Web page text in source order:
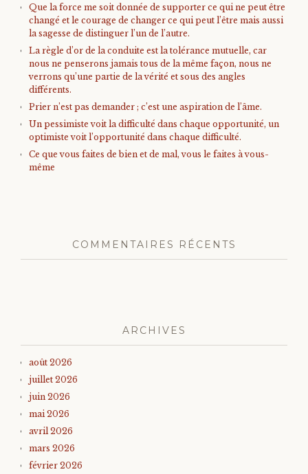
Que la force me soit donnée de supporter ce qui ne peut être
changé et le courage de changer ce qui peut l’être mais aussi
la sagesse de distinguer l’un de l’autre.
La règle d’or de la conduite est la tolérance mutuelle, car
nous ne penserons jamais tous de la même façon, nous ne
verrons qu’une partie de la vérité et sous des angles
différents.
Prier n’est pas demander ; c’est une aspiration de l’âme.
Un pessimiste voit la difficulté dans chaque opportunité, un
optimiste voit l’opportunité dans chaque difficulté.
Ce que vous faites de bien et de mal, vous le faites à vous-
même
COMMENTAIRES RÉCENTS
ARCHIVES
août 2026
juillet 2026
juin 2026
mai 2026
avril 2026
mars 2026
février 2026